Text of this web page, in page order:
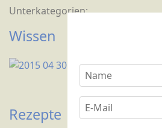
Unterkategorien:
Wissen
Rezepte